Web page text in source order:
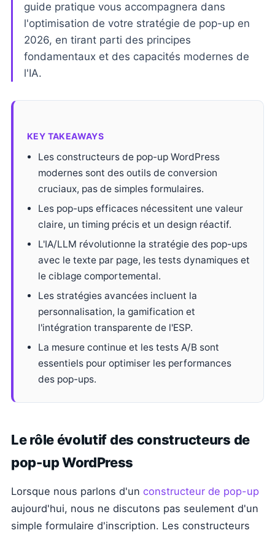
guide pratique vous accompagnera dans
l'optimisation de votre stratégie de pop-up en
2026, en tirant parti des principes
fondamentaux et des capacités modernes de
l'IA.
KEY TAKEAWAYS
Les constructeurs de pop-up WordPress
modernes sont des outils de conversion
cruciaux, pas de simples formulaires.
Les pop-ups efficaces nécessitent une valeur
claire, un timing précis et un design réactif.
L'IA/LLM révolutionne la stratégie des pop-ups
avec le texte par page, les tests dynamiques et
le ciblage comportemental.
Les stratégies avancées incluent la
personnalisation, la gamification et
l'intégration transparente de l'ESP.
La mesure continue et les tests A/B sont
essentiels pour optimiser les performances
des pop-ups.
Le rôle évolutif des constructeurs de
pop-up WordPress
Lorsque nous parlons d'un constructeur de pop-up
aujourd'hui, nous ne discutons pas seulement d'un
simple formulaire d'inscription. Les constructeurs